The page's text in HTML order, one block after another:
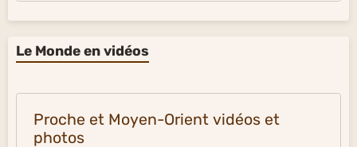
Le Monde en vidéos
Proche et Moyen-Orient vidéos et
photos